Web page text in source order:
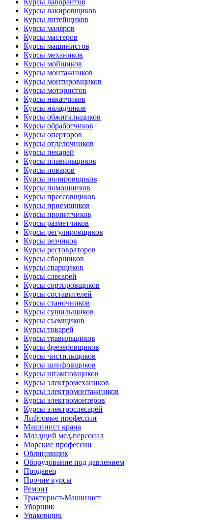
Курсы лаборантов
Курсы лакировщиков
Курсы литейщиков
Курсы маляров
Курсы мастеров
Курсы машинистов
Курсы механиков
Курсы мойщиков
Курсы монтажников
Курсы монтировщиков
Курсы мотористов
Курсы накатчиков
Курсы наладчиков
Курсы обжигальщиков
Курсы обработчиков
Курсы оперторов
Курсы отделочников
Курсы пекарей
Курсы плавильщиков
Курсы поваров
Курсы полировщиков
Курсы помощников
Курсы прессовщиков
Курсы приемщиков
Курсы пропитчиков
Курсы разметчиков
Курсы регулировщиков
Курсы резчиков
Курсы рестовраторов
Курсы сборщиков
Курсы сварщиков
Курсы слесарей
Курсы сортировщиков
Курсы составителей
Курсы станочников
Курсы сушильщиков
Курсы съемщиков
Курсы токарей
Курсы травильщиков
Курсы фрезеровщиков
Курсы чистильщиков
Курсы шлифовщиков
Курсы штамповщиков
Курсы электромехаников
Курсы электромонтажников
Курсы электромонтеров
Курсы электрослесарей
Лифтовые профессии
Машинист крана
Младщий мед.персонал
Морские профессии
Облицовщик
Оборудование под давлением
Продавец
Прочие курсы
Ремонт
Тракторист-Машинист
Уборщик
Упаковщик